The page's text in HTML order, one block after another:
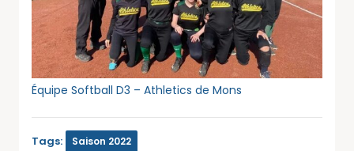
Équipe Softball D3 – Athletics de Mons
Tags: Saison 2022